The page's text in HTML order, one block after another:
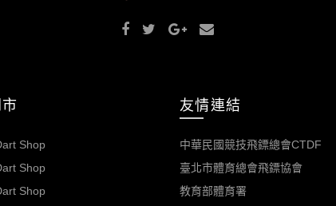
Shop
Shop
Shop
友情連結
中華民國競技飛鏢總會CTDF
臺北市體育總會飛鏢協會
教育部體育署